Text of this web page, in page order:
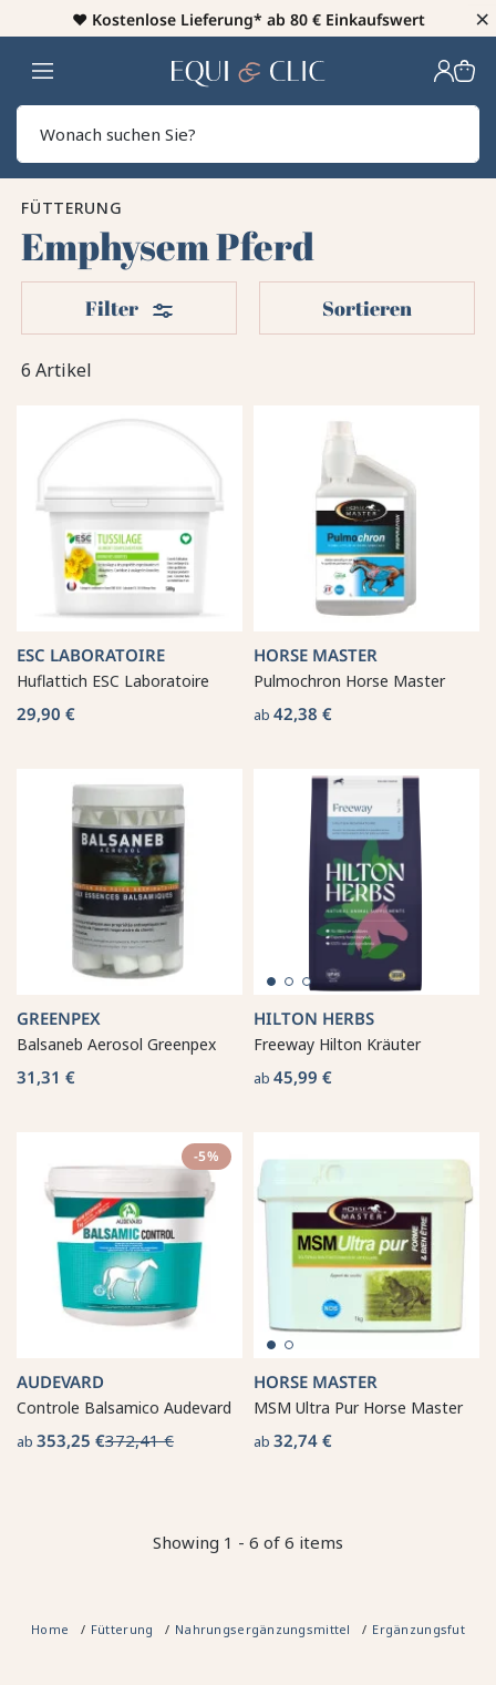
♥️ Kostenlose Lieferung* ab 80 € Einkaufswert ×
Heim
FÜTTERUNG
Emphysem Pferd
6 Artikel
Filter Filter Sortieren
ESC LABORATOIRE
Huflattich ESC Laboratoire
29,90 €
HORSE MASTER
Pulmochron Horse Master
ab 42,38 €
GREENPEX
Balsaneb Aerosol Greenpex
31,31 €
HILTON HERBS
Freeway Hilton Kräuter
ab 45,99 €
-5%
AUDEVARD
Controle Balsamico Audevard
ab 353,25 €372,41 €
HORSE MASTER
MSM Ultra Pur Horse Master
ab 32,74 €
Showing 1 - 6 of 6 items
Home Fütterung Nahrungsergänzungsmittel